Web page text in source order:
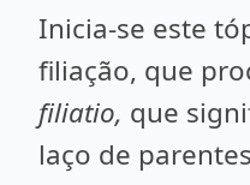
Inicia-se este
filiação, que
filiatio, que
laço de